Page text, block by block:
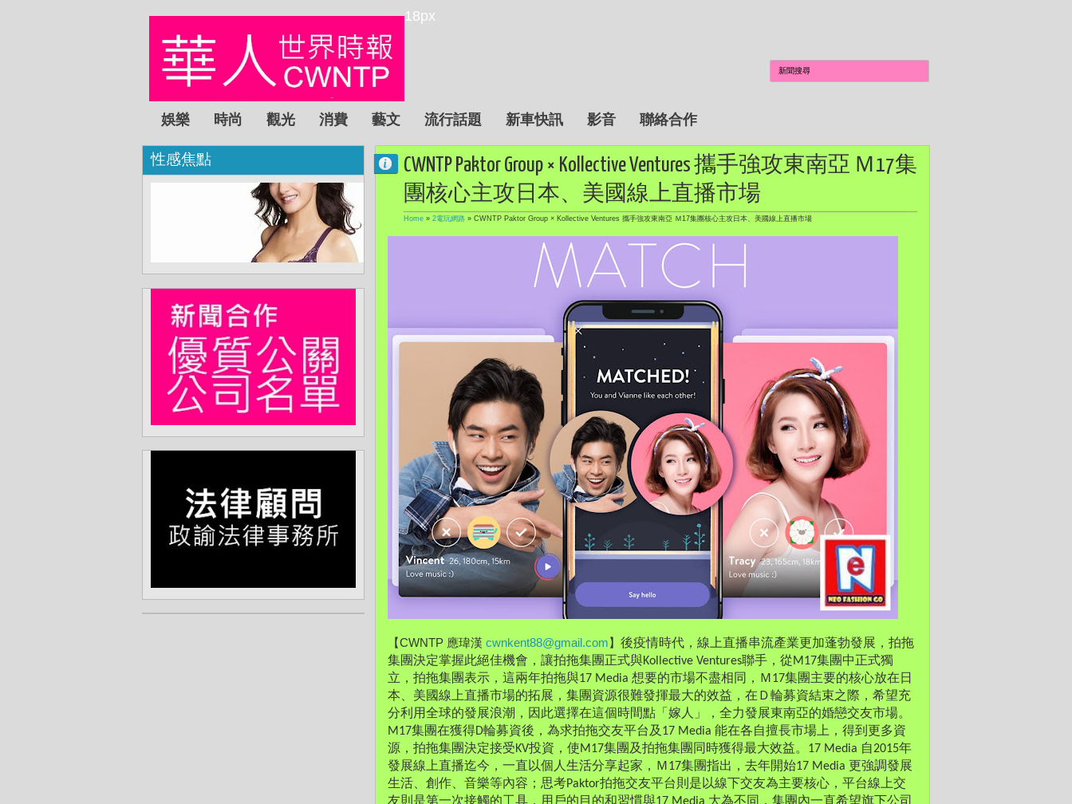
18px
娛樂 時尚 觀光 消費 藝文 流行話題 新車快訊 影音 聯絡合作
CWNTP Paktor Group × Kollective Ventures 攜手強攻東南亞 Ｍ17集
團核心主攻日本、美國線上直播市場
Home » 2電玩網路 » CWNTP Paktor Group × Kollective Ventures 攜手強攻東南亞 Ｍ17集團核心主攻日本、美國線上直播市場
【CWNTP 應瑋漢 cwnkent88@gmail.com 】 後疫情時代，線上直播串流產業更加蓬勃發展，拍拖
集團決定掌握此絕佳機會，讓拍拖集團正式與Kollective Ventures聯手，從M17集團中正式獨
立，拍拖集團表示，這兩年拍拖與17 Media 想要的市場不盡相同，Ｍ17集團主要的核心放在日
本、美國線上直播市場的拓展，集團資源很難發揮最大的效益，在Ｄ輪募資結束之際，希望充
分利用全球的發展浪潮，因此選擇在這個時間點「嫁人」，全力發展東南亞的婚戀交友市場。
M17集團在獲得D輪募資後，為求拍拖交友平台及17 Media 能在各自擅長市場上，得到更多資
源，拍拖集團決定接受KV投資，使M17集團及拍拖集團同時獲得最大效益。17 Media 自2015年
發展線上直播迄今，一直以個人生活分享起家，Ｍ17集團指出，去年開始17 Media 更強調發展
生活、創作、音樂等內容；思考Paktor拍拖交友平台則是以線下交友為主要核心，平台線上交
性感焦點